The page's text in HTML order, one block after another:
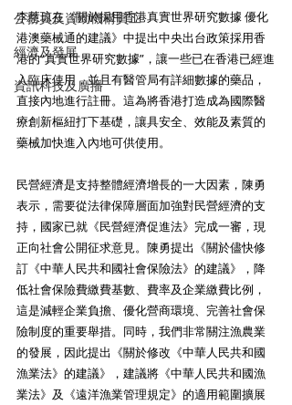
公務員及資助機構員工
經濟及發展
資訊科技及廣播
李慧琼在《關於採用香港真實世界研究數據 優化
港澳藥械通的建議》中提出中央出台政策採用香
港的“真實世界研究數據”，讓一些已在香港已經進
入臨床使用，並且有醫管局有詳細數據的藥品，
直接內地進行註冊。這為將香港打造成為國際醫
療創新樞紐打下基礎，讓具安全、效能及素質的
藥械加快進入內地可供使用。
民營經濟是支持整體經濟增長的一大因素，陳勇
表示，需要從法律保障層面加強對民營經濟的支
持，國家已就《民營經濟促進法》完成一審，現
正向社會公開征求意見。陳勇提出《關於儘快修
訂《中華人民共和國社會保險法》的建議》，降
低社會保險費繳費基數、費率及企業繳費比例，
這是減輕企業負擔、優化營商環境、完善社會保
險制度的重要舉措。同時，我們非常關注漁農業
的發展，因此提出《關於修改《中華人民共和國
漁業法》的建議》，建議將《中華人民共和國漁
業法》及《遠洋漁業管理規定》的適用範圍擴展